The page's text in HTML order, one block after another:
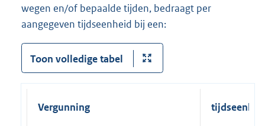
wegen en/of bepaalde tijden, bedraagt per
aangegeven tijdseenheid bij een:
Toon volledige tabel
Vergunning